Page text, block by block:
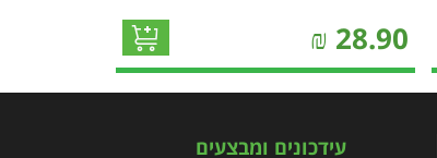
28.90
₪
עידכונים ומבצעים